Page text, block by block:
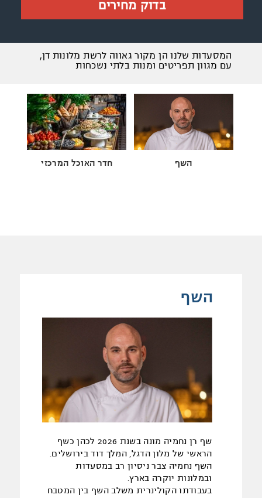
בדוק מחירים
המסעדות שלנו הן מקור גאווה לרשת מלונות דן,
עם מגוון תפריטים ומנות בלתי נשכחות
השף חדר האוכל המרכזי
השף
שף רן נחמיה מונה בשנת 2026 לכהן כשף
הראשי של מלון הדגל, המלך דוד בירושלים.
השף נחמיה צבר ניסיון רב במסעדות
ובמלונות יוקרה בארץ.
בעבודתו הקולינרית משלב השף בין המטבח